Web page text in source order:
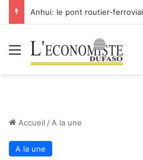
Menu
Accueil / A la une
A la une